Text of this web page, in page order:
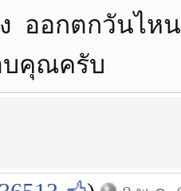
ออกตกวันไห
คุณครับ